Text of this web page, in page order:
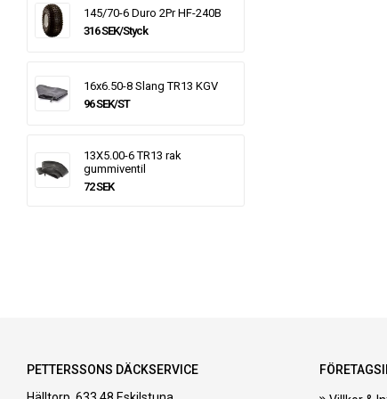
145/70-6 Duro 2Pr HF-240B
316 SEK/Styck
16x6.50-8 Slang TR13 KGV
96 SEK/ST
13X5.00-6 TR13 rak
gummiventil
72 SEK
PETTERSSONS DÄCKSERVICE